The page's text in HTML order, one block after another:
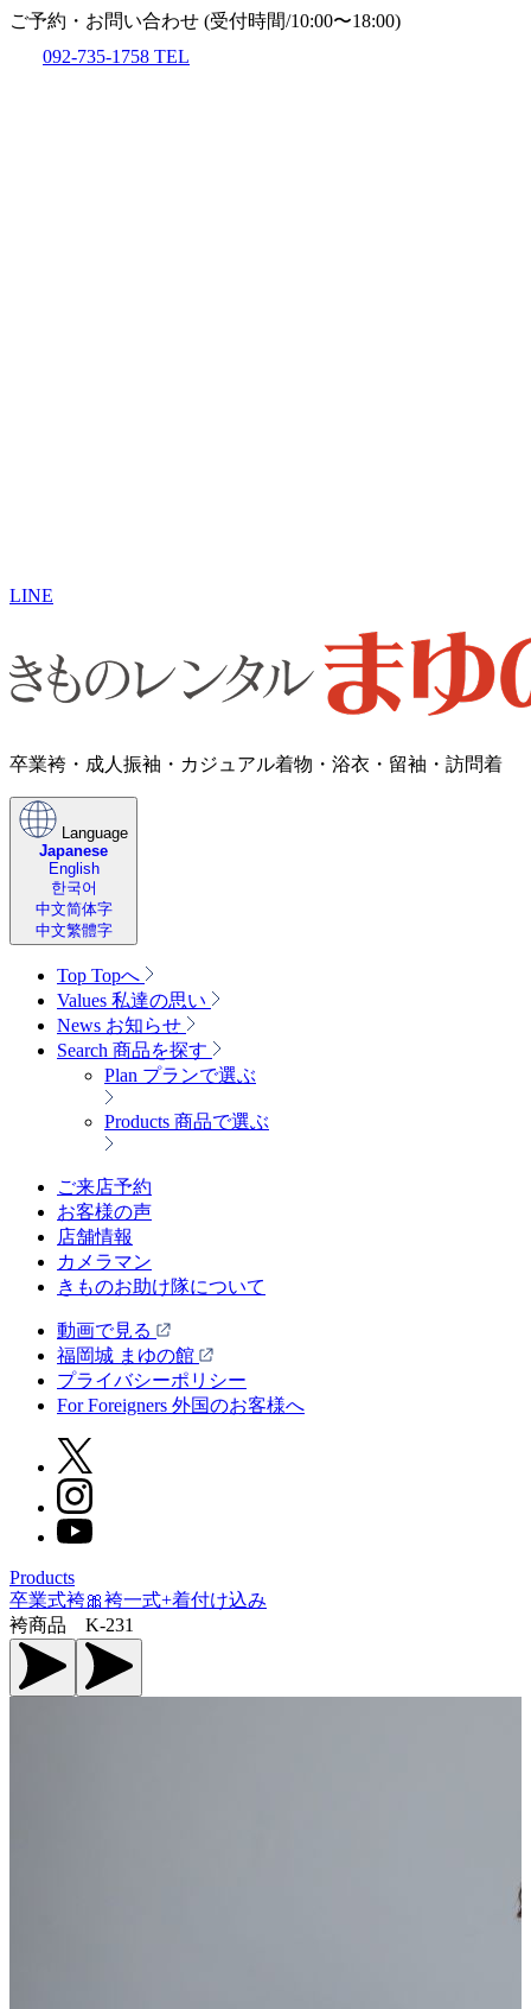
ご予約・お問い合わせ (受付時間/10:00〜18:00)
092-735-1758 TEL
LINE
卒業袴・成人振袖・​カジュアル着物・浴衣・留袖・訪問着
Language
Japanese
English
한국어
中文简体字
中文繁體字
Top Topへ
Values 私達の思い
News お知らせ
Search 商品を探す
Plan プランで選ぶ
Products 商品で選ぶ
ご来店予約
お客様の声
店舗情報
カメラマン
きものお助け隊について
動画で見る
福岡城 まゆの館
プライバシーポリシー
For Foreigners 外国のお客様へ
Products
卒業式袴🎀袴一式+着付け込み
袴商品 K-231